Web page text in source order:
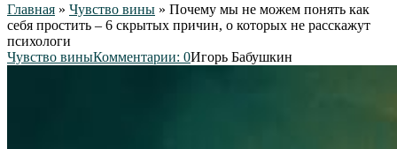
Главная » Чувство вины » Почему мы не можем понять как
себя простить – 6 скрытых причин, о которых не расскажут
психологи
Чувство виныКомментарии: 0Игорь Бабушкин